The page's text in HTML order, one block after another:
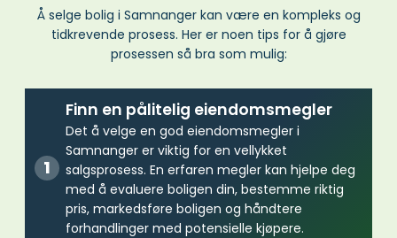
Å selge bolig i Samnanger kan være en kompleks og
tidkrevende prosess. Her er noen tips for å gjøre
prosessen så bra som mulig:
Finn en pålitelig eiendomsmegler
Det å velge en god eiendomsmegler i
Samnanger er viktig for en vellykket
salgsprosess. En erfaren megler kan hjelpe deg
med å evaluere boligen din, bestemme riktig
pris, markedsføre boligen og håndtere
forhandlinger med potensielle kjøpere.